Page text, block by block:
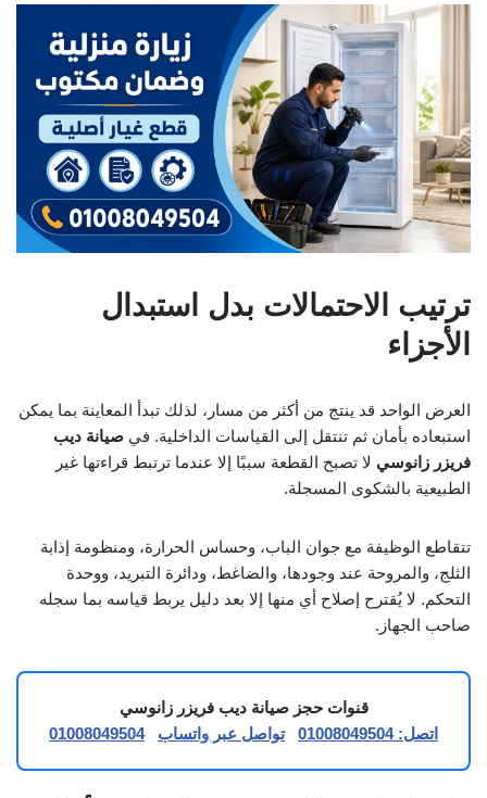
ترتيب الاحتمالات بدل استبدال
الأجزاء
العرض الواحد قد ينتج من أكثر من مسار، لذلك تبدأ المعاينة بما يمكن
استبعاده بأمان ثم تنتقل إلى القياسات الداخلية. في صيانة ديب
فريزر زانوسي لا تصبح القطعة سببًا إلا عندما ترتبط قراءتها غير
الطبيعية بالشكوى المسجلة.
تتقاطع الوظيفة مع جوان الباب، وحساس الحرارة، ومنظومة إذابة
الثلج، والمروحة عند وجودها، والضاغط، ودائرة التبريد، ووحدة
التحكم. لا يُقترح إصلاح أي منها إلا بعد دليل يربط قياسه بما سجله
صاحب الجهاز.
قنوات حجز صيانة ديب فريزر زانوسي
اتصل: 01008049504
تواصل عبر واتساب 01008049504